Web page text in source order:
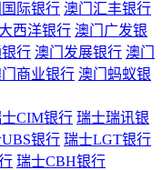
际银行 澳门汇丰银行
西洋银行 澳门广发银
行 澳门发展银行 澳门
商业银行 澳门蚂蚁银
CIM银行 瑞士瑞讯银
银行 瑞士LGT银行
瑞士CBH银行